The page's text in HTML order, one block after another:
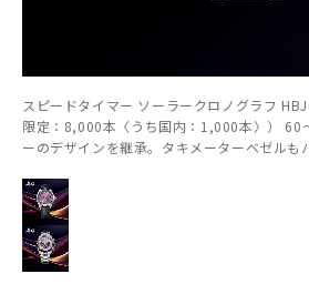
スピードタイマー ソーラークロノグラフ
限定：8,000本〈うち国内：1,000本〉） 60
ーのデザインを継承。タキメーターベゼルも